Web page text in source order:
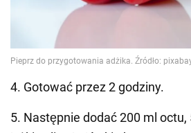
4. Gotować przez 2 godziny.
5. Następnie dodać 200 ml